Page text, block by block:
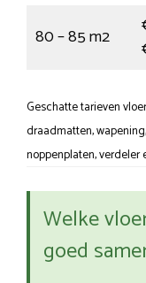
80 – 85 m2
Geschatte tarieven
draadmatten,
noppenplaten, verdeler
Welke
goed